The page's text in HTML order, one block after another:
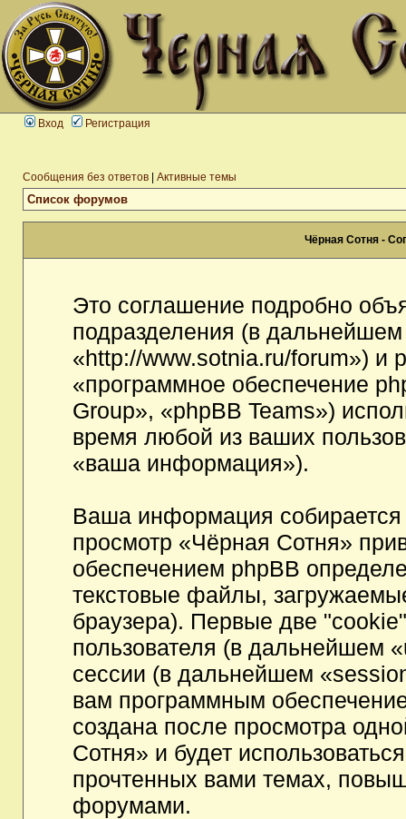
Вход Регистрация
Сообщения без ответов Активные темы
Список форумов
Чёрная Сотня -
Это соглашение подробно
подразделения (в
«http://www.sotnia.ru/forum») и
«программное обеспечение
Group», «phpBB Teams»)
время любой из ваших
«ваша информация»).
Ваша информация
просмотр «Чёрная Сотня»
обеспечением phpBB
текстовые файлы,
браузера). Первые две
пользователя (в дальнейшем
сессии (в дальнейшем
вам программным
создана после просмотра
Сотня» и будет
прочтенных вами темах,
форумами.